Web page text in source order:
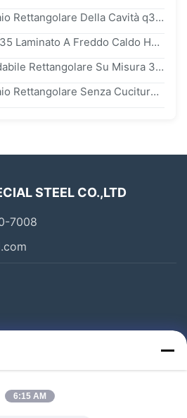
Metropolitana D'acciaio Rettangolare Della Cavità q345 3 Millimetri Per Le Parti Meccaniche
ASTM a312 dn100 q235 Laminato A Freddo Caldo Ha Saldato La Metropolitana D'acciaio Rettangolare Per L'industria Medica Della Costruzione
Metropolitana Inossidabile Rettangolare Su Misura 304 316l q345b q355b Del Acciaio Al Carbonio Per La Macchina
Metropolitana D'acciaio Rettangolare Senza Cuciture Laminata A Freddo q195 q215 q390 Per Industria Automobilistica
STEEL CO.,LTD
7008
6:15 AM